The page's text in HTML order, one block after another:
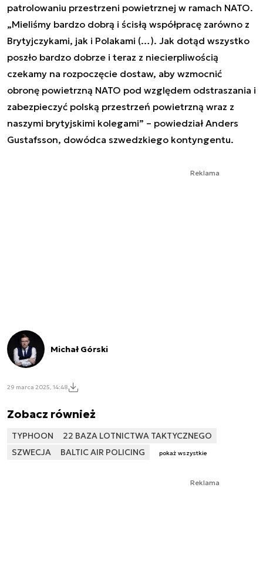
patrolowaniu przestrzeni powietrznej w ramach NATO.
„Mieliśmy bardzo dobrą i ścisłą współpracę zarówno z
Brytyjczykami, jak i Polakami (…). Jak dotąd wszystko
poszło bardzo dobrze i teraz z niecierpliwością
czekamy na rozpoczęcie dostaw, aby wzmocnić
obronę powietrzną NATO pod względem odstraszania i
zabezpieczyć polską przestrzeń powietrzną wraz z
naszymi brytyjskimi kolegami” – powiedział Anders
Gustafsson, dowódca szwedzkiego kontyngentu.
Reklama
Michał Górski
29 marca 2025, 14:48
Zobacz również
TYPHOON
22 BAZA LOTNICTWA TAKTYCZNEGO
SZWECJA
BALTIC AIR POLICING pokaż wszystkie
Reklama